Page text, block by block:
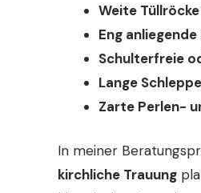
Weite Tüllröcke
Eng
Schulterfreie
Lange
Zarte Perlen-
In meiner
kirchliche Trauung